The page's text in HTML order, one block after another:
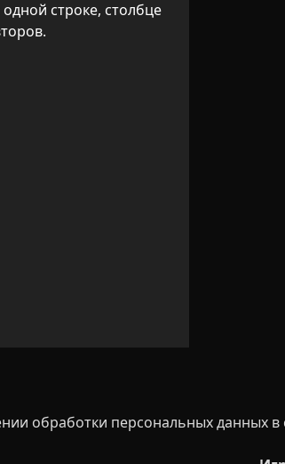
строке, столбце
обработки персональных данных в